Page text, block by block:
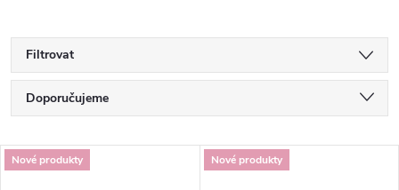
Filtrovat
Ř
a
Doporučujeme
Nejdražší
V
Nové produkty Nové produkty